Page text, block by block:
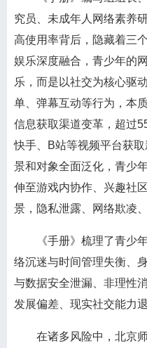
究员、未成年人网络素养
高使用率背后，隐藏着三
娱乐深度融合，青少年的
乐，而是以社交为核心驱
单、弹幕互动等行为，本
信息获取渠道变革，超过
快手、B站等视频平台获
景和对象全面泛化，青少
伸至游戏内协作、兴趣社
景，隐私泄露、网络欺凌
《手册》梳理了青少年
络沉迷与时间管理失衡、
与数据安全泄漏、非理性
发展偏差、现实社交能力退
在诸多风险中，北京师